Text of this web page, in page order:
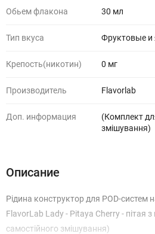
Обьем флакона 30 мл
Тип вкуса Фруктовые и
Крепость(никотин) 0 мг
Производитель Flavorlab
Доп. информация
(Комплект
змішування)
Описание
Рідина конструктор для POD-систем
FlavorLab Lady - Pitaya Cherry - пітая
самостійного змішування)